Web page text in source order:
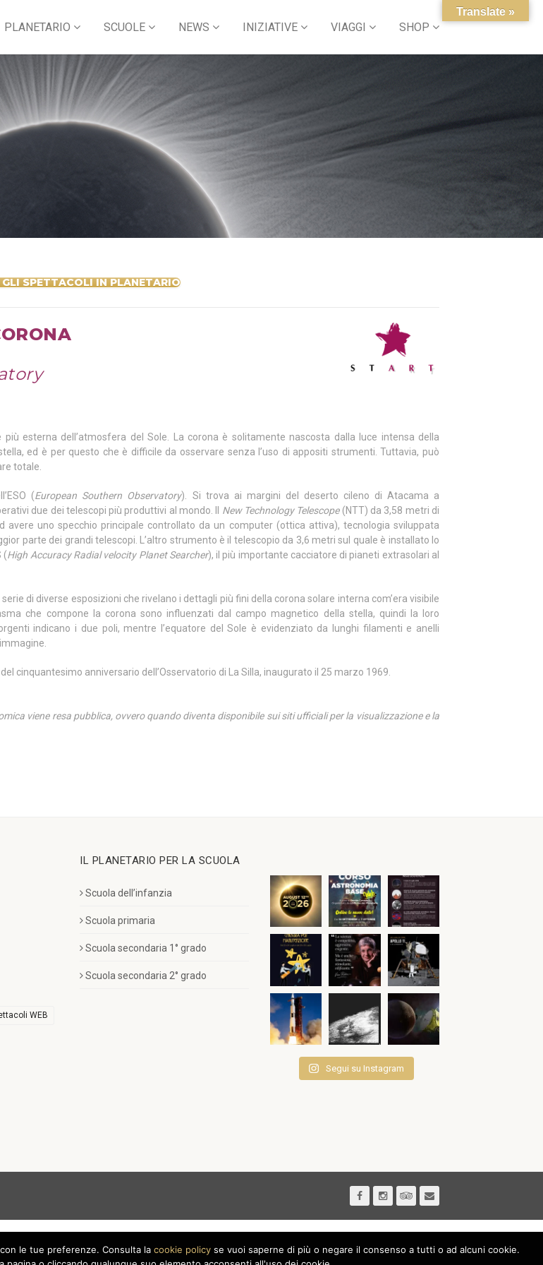
PLANETARIO SCUOLE NEWS INIZIATIVE VIAGGI SHOP
GLI SPETTACOLI IN PLANETARIO
più esterna dell’atmosfera del Sole. La corona è solitamente nascosta dalla luce intensa della
ed è per questo che è difficile da osservare senza l’uso di appositi strumenti. Tuttavia, può
totale.
(European Southern Observatory). Si trova ai margini del deserto cileno di Atacama a
due dei telescopi più produttivi al mondo. Il New Technology Telescope(NTT) da 3,58 metri di
uno specchio principale controllato da un computer (ottica attiva), tecnologia sviluppata
parte dei grandi telescopi. L’altro strumento è il telescopio da 3,6 metri sul quale è installato lo
(High Accuracy Radial velocity Planet Searcher), il più importante cacciatore di pianeti extrasolari al
di diverse esposizioni che rivelano i dettagli più fini della corona solare interna com’era visibile
che compone la corona sono influenzati dal campo magnetico della stella, quindi la loro
indicano i due poli, mentre l’equatore del Sole è evidenziato da lunghi filamenti e anelli
cinquantesimo anniversario dell’Osservatorio di La Silla, inaugurato il 25 marzo 1969.
viene resa pubblica, ovvero quando diventa disponibile sui siti ufficiali per la visualizzazione e la
WEB
IL PLANETARIO PER LA SCUOLA
Scuola dell’infanzia
Scuola primaria
Scuola secondaria 1° grado
Scuola secondaria 2° grado
Segui su Instagram
Translate »
le tue preferenze. Consulta la cookie policy se vuoi saperne di più o negare il consenso a tutti o ad alcuni cookie.